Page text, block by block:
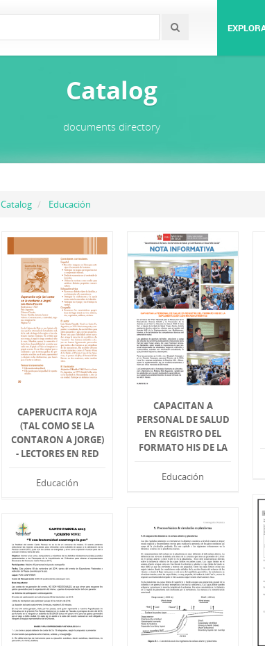
Catalog
documents directory
Catalog Educación
CAPERUCITA ROJA
(TAL COMO SE LA
CONTARON A JORGE)
- LECTORES EN RED
Educación
CAPACITAN A
PERSONAL DE SALUD
EN REGISTRO DEL
FORMATO HIS DE LA
Educación